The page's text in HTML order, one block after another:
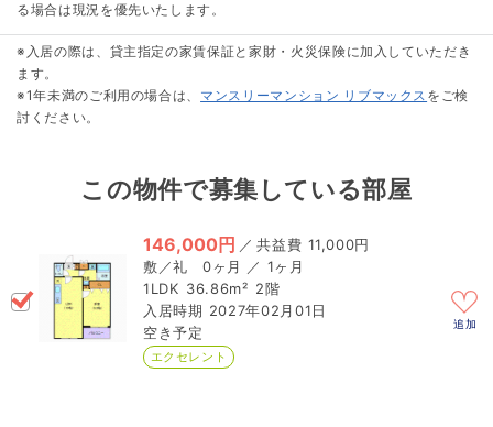
る場合は現況を優先いたします。
※入居の際は、貸主指定の家賃保証と家財・火災保険に加入していただき
ます。
※1年未満のご利用の場合は、 マンスリーマンション リブマックス をご検
討ください。
この物件で募集している部屋
146,000円 ／
11,000円
0ヶ月 ／ 1ヶ月
1LDK 36.86m² 2階
2027年02月01日
空き予定
エクセレント
追加